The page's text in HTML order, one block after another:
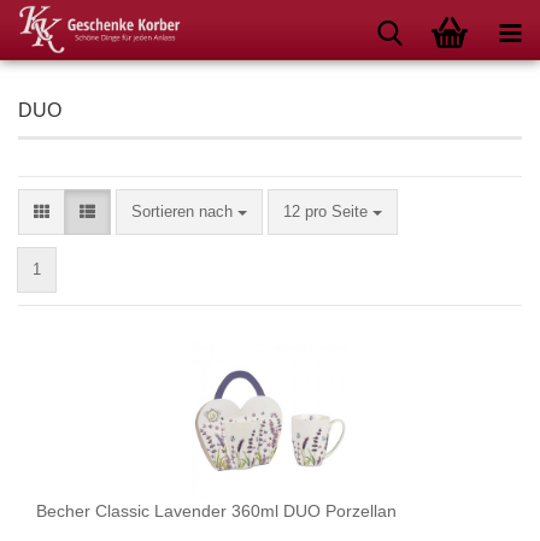
DUO
Sortieren nach
Sortieren nach 12 pro Seite
pro Seite
1
Becher Classic Lavender 360ml DUO Porzellan